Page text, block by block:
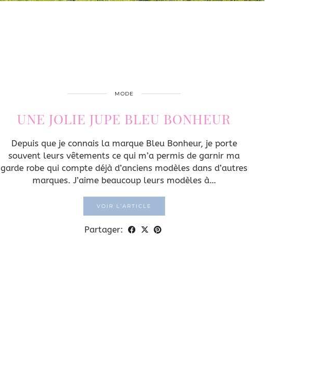
MODE
UNE JOLIE JUPE BLEU BONHEUR
Depuis que je connais la marque Bleu Bonheur, je porte
souvent leurs vêtements ce qui m’a permis de garnir ma
garde robe qui compte déjà d’anciens modèles dans d’autres
marques. J’aime beaucoup leurs modèles à…
VOIR L’ARTICLE
Partager: